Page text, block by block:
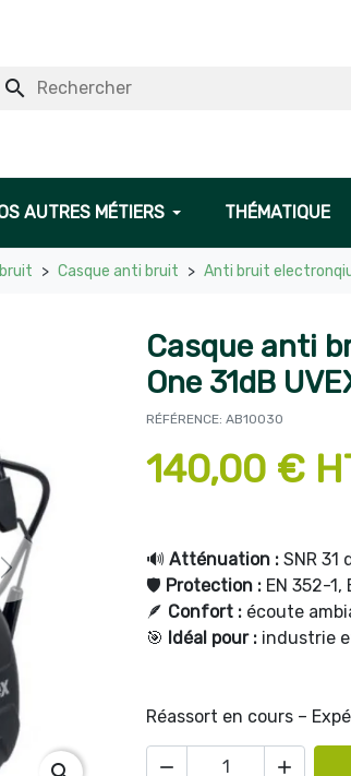
search
AUTRES MÉTIERS THÉMATIQUE
Casque anti bruit Anti bruit
Next
Casque anti
One 31dB
RÉFÉRENCE: AB10030
140,00 €
🔊 Atténuation : SNR 31
🛡️ Protection : EN 352-1,
🪶 Confort : écoute
🎯 Idéal pour : industrie
Réassort en cours –
 